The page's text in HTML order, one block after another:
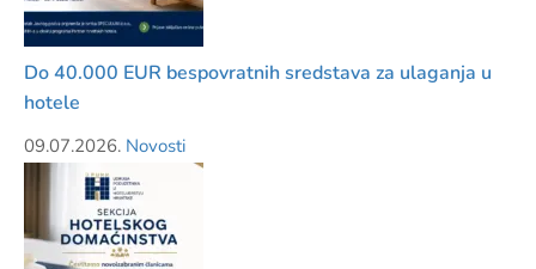
Do 40.000 EUR bespovratnih sredstava za ulaganja u
hotele
09.07.2026. Novosti